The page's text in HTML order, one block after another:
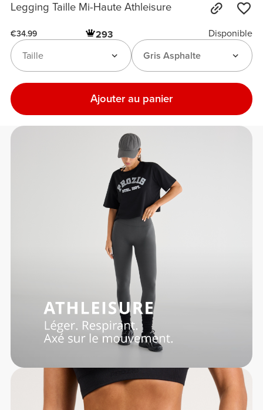
Legging Taille Mi-Haute Athleisure
€34.99 293
Disponible
Gris Asphalte
Taille
Ajouter au panier